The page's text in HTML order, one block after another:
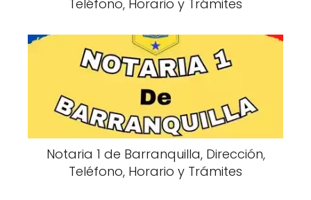
Teléfono, Horario y Trámites
Notaria 1 de Barranquilla, Dirección,
Teléfono, Horario y Trámites